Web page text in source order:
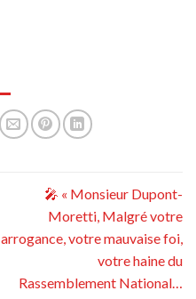
🎤 « Monsieur Dupont-
Moretti, Malgré votre
arrogance, votre mauvaise foi,
votre haine du
Rassemblement National…